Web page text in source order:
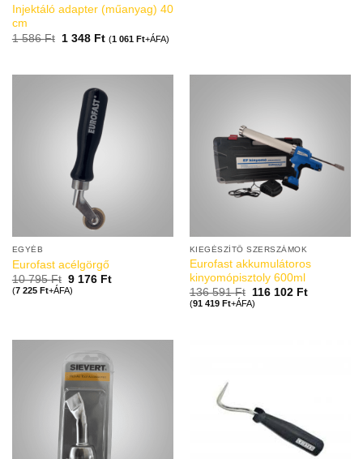
Injektáló adapter (műanyag) 40
cm
1 586Ft 1 348 Ft (1 061 Ft+ÁFA)
EGYÉB
Eurofast acélgörgő
10 795Ft 9 176 Ft
(7 225 Ft+ÁFA)
KIEGÉSZÍTŐ SZERSZÁMOK
Eurofast akkumulátoros
kinyomópisztoly 600ml
136 591Ft 116 102 Ft
(91 419 Ft+ÁFA)